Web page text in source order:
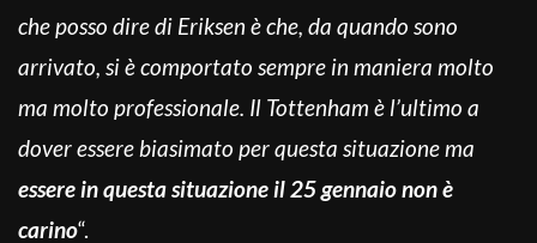
che posso dire di Eriksen è che, da quando sono
arrivato, si è comportato sempre in maniera molto
ma molto professionale. Il Tottenham è l’ultimo a
dover essere biasimato per questa situazione ma
essere in questa situazione il 25 gennaio non è
carino“.